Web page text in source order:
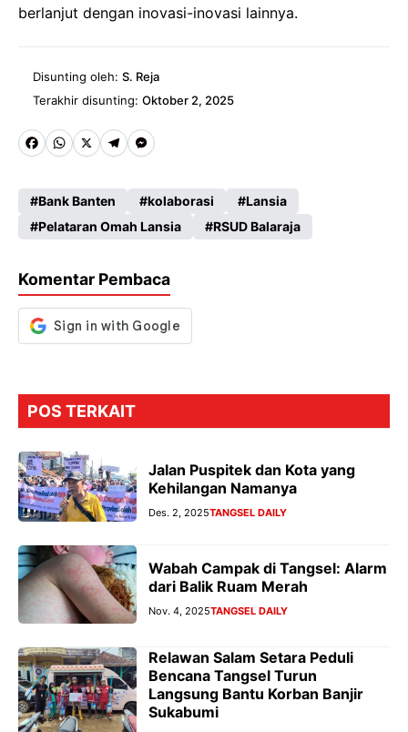
berlanjut dengan inovasi-inovasi lainnya.
Disunting oleh: S. Reja
Terakhir disunting: Oktober 2, 2025
Fa
b
o
k
W
ts
A
p
X
Te
gr
a
M
se
n
er
Bank Banten kolaborasi
Lansia
Pelataran Omah Lansia
RSUD Balaraja
Komentar Pembaca
POS TERKAIT
Jalan Puspitek dan Kota yang
Kehilangan Namanya
Des. 2, 2025TANGSEL DAILY
Wabah Campak di Tangsel: Alarm
dari Balik Ruam Merah
Nov. 4, 2025TANGSEL DAILY
Relawan Salam Setara Peduli
Bencana Tangsel Turun
Langsung Bantu Korban Banjir
Sukabumi